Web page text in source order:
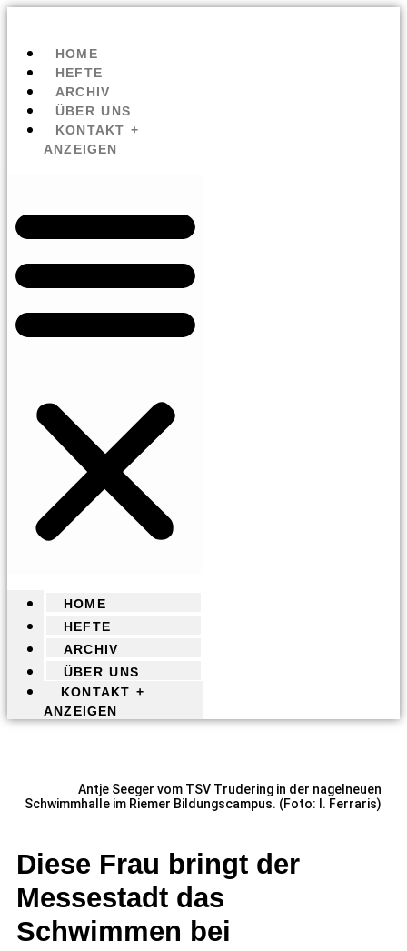
HOME
HEFTE
ARCHIV
ÜBER UNS
KONTAKT +
ANZEIGEN
HOME
HEFTE
ARCHIV
ÜBER UNS
KONTAKT +
ANZEIGEN
Antje Seeger vom TSV Trudering in der nagelneuen
Schwimmhalle im Riemer Bildungscampus. (Foto: I. Ferraris)
Diese Frau bringt der
Messestadt das
Schwimmen bei